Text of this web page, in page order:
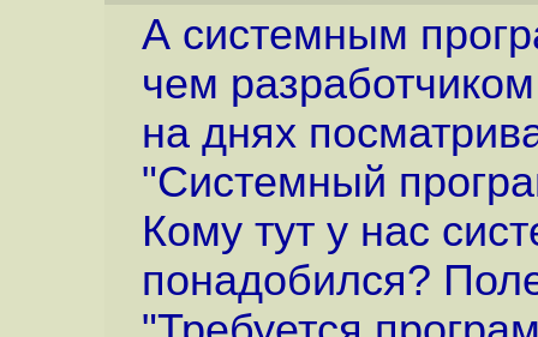
А системным
чем
на днях
"Системный
Кому тут у нас
понадобился?